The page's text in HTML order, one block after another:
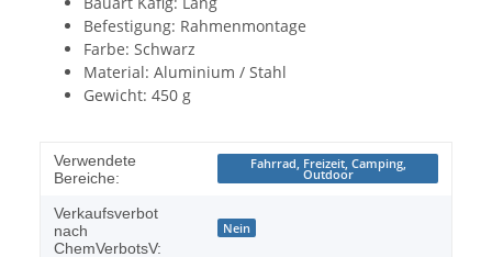
Befestigung: Rahmenmontage
Farbe: Schwarz
Material: Aluminium / Stahl
Gewicht: 450 g
Verwendete
Bereiche:
Fahrrad, Freizeit, Camping,
Outdoor
Verkaufsverbot
nach
ChemVerbotsV:
Nein